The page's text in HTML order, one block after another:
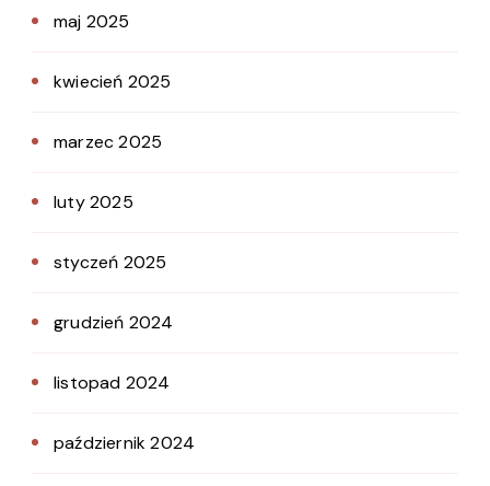
maj 2025
kwiecień 2025
marzec 2025
luty 2025
styczeń 2025
grudzień 2024
listopad 2024
październik 2024